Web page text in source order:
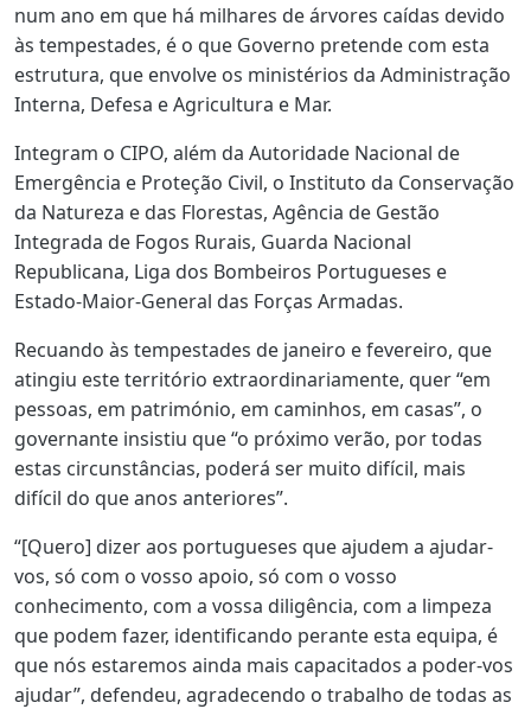
num ano em que há milhares de árvores caídas devido
às tempestades, é o que Governo pretende com esta
estrutura, que envolve os ministérios da Administração
Interna, Defesa e Agricultura e Mar.
Integram o CIPO, além da Autoridade Nacional de
Emergência e Proteção Civil, o Instituto da Conservação
da Natureza e das Florestas, Agência de Gestão
Integrada de Fogos Rurais, Guarda Nacional
Republicana, Liga dos Bombeiros Portugueses e
Estado-Maior-General das Forças Armadas.
Recuando às tempestades de janeiro e fevereiro, que
atingiu este território extraordinariamente, quer “em
pessoas, em património, em caminhos, em casas”, o
governante insistiu que “o próximo verão, por todas
estas circunstâncias, poderá ser muito difícil, mais
difícil do que anos anteriores”.
“[Quero] dizer aos portugueses que ajudem a ajudar-
vos, só com o vosso apoio, só com o vosso
conhecimento, com a vossa diligência, com a limpeza
que podem fazer, identificando perante esta equipa, é
que nós estaremos ainda mais capacitados a poder-vos
ajudar”, defendeu, agradecendo o trabalho de todas as